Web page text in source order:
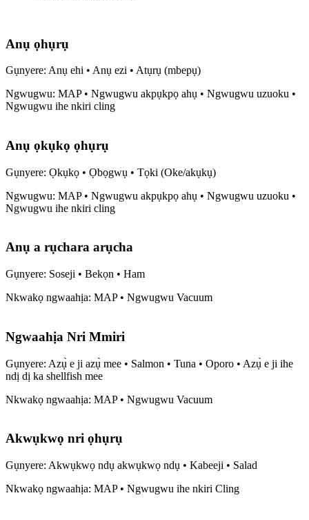
Anụ ọhụrụ
Gụnyere: Anụ ehi • Anụ ezi • Atụrụ (mbepụ)
Ngwugwu: MAP • Ngwugwu akpụkpọ ahụ • Ngwugwu uzuoku •
Ngwugwu ihe nkiri cling
Anụ ọkụkọ ọhụrụ
Gụnyere: Ọkụkọ • Ọbọgwụ • Tọki (Oke/akụkụ)
Ngwugwu: MAP • Ngwugwu akpụkpọ ahụ • Ngwugwu uzuoku •
Ngwugwu ihe nkiri cling
Anụ a rụchara arụcha
Gụnyere: Soseji • Bekọn • Ham
Nkwakọ ngwaahịa: MAP • Ngwugwu Vacuum
Ngwaahịa Nri Mmiri
Gụnyere: Azụ̀ e ji azụ̀ mee • Salmon • Tuna • Oporo • Azụ̀ e ji ihe
ndị dị ka shellfish mee
Nkwakọ ngwaahịa: MAP • Ngwugwu Vacuum
Akwụkwọ nri ọhụrụ
Gụnyere: Akwụkwọ ndụ akwụkwọ ndụ • Kabeeji • Salad
Nkwakọ ngwaahịa: MAP • Ngwugwu ihe nkiri Cling